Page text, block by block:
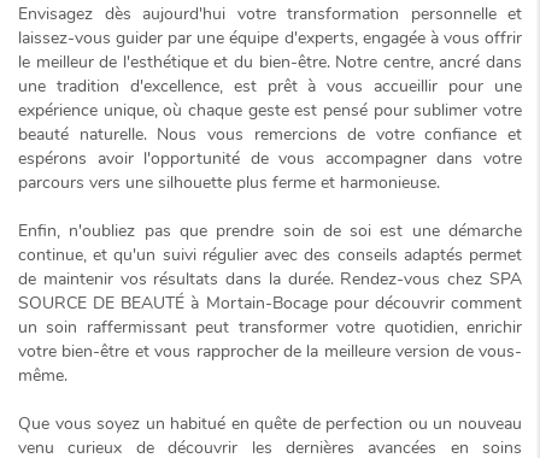
Envisagez dès aujourd'hui votre transformation personnelle et
laissez-vous guider par une équipe d'experts, engagée à vous offrir
le meilleur de l'esthétique et du bien-être. Notre centre, ancré dans
une tradition d'excellence, est prêt à vous accueillir pour une
expérience unique, où chaque geste est pensé pour sublimer votre
beauté naturelle. Nous vous remercions de votre confiance et
espérons avoir l'opportunité de vous accompagner dans votre
parcours vers une silhouette plus ferme et harmonieuse.
Enfin, n'oubliez pas que prendre soin de soi est une démarche
continue, et qu'un suivi régulier avec des conseils adaptés permet
de maintenir vos résultats dans la durée. Rendez-vous chez SPA
SOURCE DE BEAUTÉ à Mortain-Bocage pour découvrir comment
un soin raffermissant peut transformer votre quotidien, enrichir
votre bien-être et vous rapprocher de la meilleure version de vous-
même.
Que vous soyez un habitué en quête de perfection ou un nouveau
venu curieux de découvrir les dernières avancées en soins